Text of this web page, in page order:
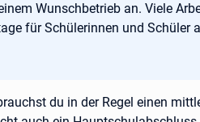
Wunschbetrieb an. Viele
für Schülerinnen und Schüler
du in der Regel einen